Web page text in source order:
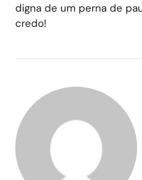
digna de um perna de
credo!